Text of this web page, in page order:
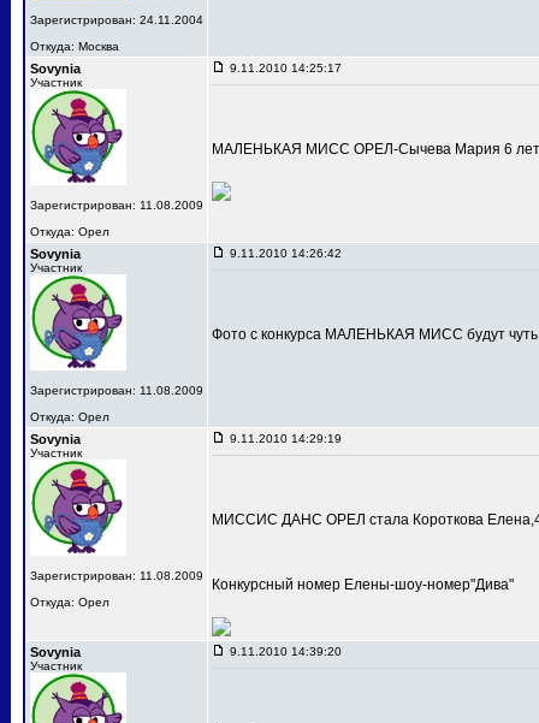
Зарегистрирован: 24.11.2004
Откуда: Москва
Sovynia
Участник
Зарегистрирован: 11.08.2009
Откуда: Орел
9.11.2010 14:25:17
МАЛЕНЬКАЯ МИСС ОРЕЛ-Сычева Мария 6
Sovynia
Участник
Зарегистрирован: 11.08.2009
Откуда: Орел
9.11.2010 14:26:42
Фото с конкурса МАЛЕНЬКАЯ МИСС будут
Sovynia
Участник
Зарегистрирован: 11.08.2009
Откуда: Орел
9.11.2010 14:29:19
МИССИС ДАНС ОРЕЛ стала Короткова
Конкурсный номер Елены-шоу-номер"Дива"
Sovynia
Участник
9.11.2010 14:39:20